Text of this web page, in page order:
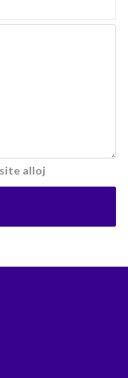
alloj